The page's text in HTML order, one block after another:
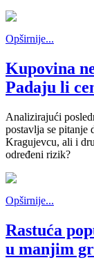
Opširnije...
Kupovina
Padaju li
Analizirajući
postavlja se pitanje
Kragujevcu, ali i
određeni rizik?
Opširnije...
Rastuća
u manjim